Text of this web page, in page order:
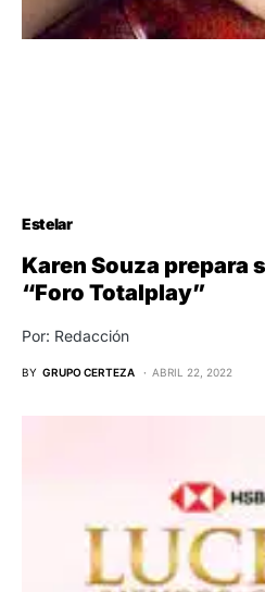
Estelar
Karen Souza prepara
“Foro Totalplay”
Por: Redacción
BY GRUPO CERTEZA ABRIL 22, 2022